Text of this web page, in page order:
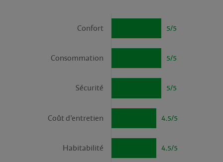
5/5
Confort
5/5
Consommation
5/5
Sécurité
4.5/5
Coût d’entretien
4.5/5
Habitabilité